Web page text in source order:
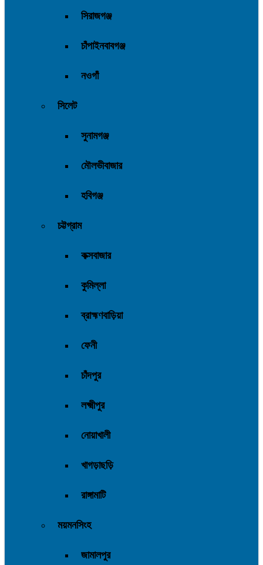
সিরাজগঞ্জ
চাঁপাইনবাবগঞ্জ
নওগাঁ
সিলেট
সুনামগঞ্জ
মৌলভীবাজার
হবিগঞ্জ
চট্টগ্রাম
কক্সবাজার
কুমিল্লা
ব্রাহ্মণবাড়িয়া
ফেনী
চাঁদপুর
লক্ষ্মীপুর
নোয়াখালী
খাগড়াছড়ি
রাঙ্গামাটি
ময়মনসিংহ
জামালপুর